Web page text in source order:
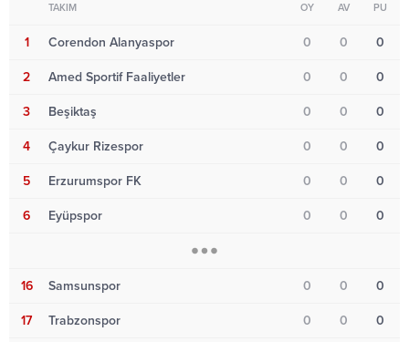
TAKIM OY AV PU
1 Corendon Alanyaspor 0 0 0
2 Amed Sportif Faaliyetler 0 0 0
3 Beşiktaş 0 0 0
4 Çaykur Rizespor 0 0 0
5 Erzurumspor FK 0 0 0
6 Eyüpspor 0 0 0
16 Samsunspor 0 0 0
17 Trabzonspor 0 0 0